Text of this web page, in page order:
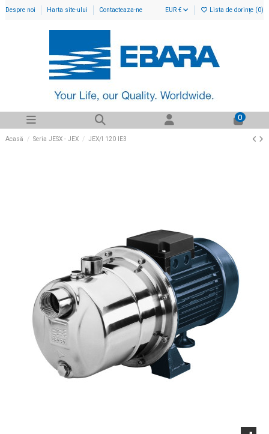
Despre noi Harta site-ului Contacteaza-ne EUR € Lista de dorințe (0)
0
Acasă Seria JESX - JEX JEX/I 120 IE3